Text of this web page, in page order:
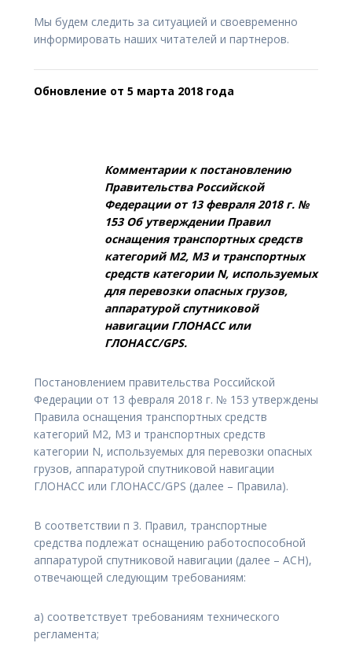
Мы будем следить за ситуацией и своевременно
информировать наших читателей и партнеров.
Обновление от 5 марта 2018 года
Комментарии к постановлению
Правительства Российской
Федерации от 13 февраля 2018 г. №
153 Об утверждении Правил
оснащения транспортных средств
категорий М2, М3 и транспортных
средств категории N, используемых
для перевозки опасных грузов,
аппаратурой спутниковой
навигации ГЛОНАСС или
ГЛОНАСС/GPS.
Постановлением правительства Российской
Федерации от 13 февраля 2018 г. № 153 утверждены
Правила оснащения транспортных средств
категорий М2, М3 и транспортных средств
категории N, используемых для перевозки опасных
грузов, аппаратурой спутниковой навигации
ГЛОНАСС или ГЛОНАСС/GPS (далее – Правила).
В соответствии п 3. Правил, транспортные
средства подлежат оснащению работоспособной
аппаратурой спутниковой навигации (далее – АСН),
отвечающей следующим требованиям:
а) соответствует требованиям технического
регламента;